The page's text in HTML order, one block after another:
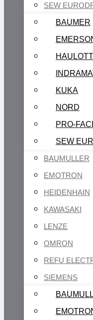
SEW
BAUMER
KUKA
NORD
PRO-
SEW
BAUMULLER
EMOTRON
HEIDENHAIN
KAWASAKI
LENZE
OMRON
REFU
SIEMENS